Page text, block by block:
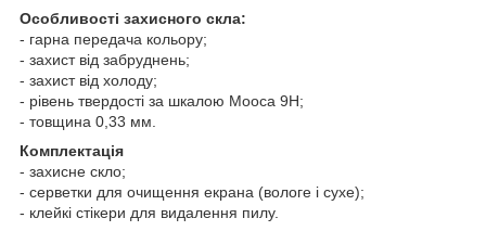
Особливості захисного скла:
- гарна передача кольору;
- захист від забруднень;
- захист від холоду;
- рівень твердості за шкалою Мооса 9Н;
- товщина 0,33 мм.
Комплектація
- захисне скло;
- серветки для очищення екрана (вологе і сухе);
- клейкі стікери для видалення пилу.